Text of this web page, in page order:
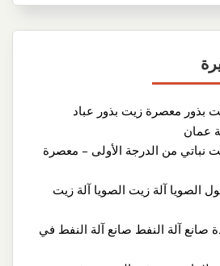
بذور معصرة زيت بذور عباد
عمان
نباتي من الدرجة الأولى – معصرة
الصويا آلة زيت الصويا آلة زيت
صانع آلة النفط صانع آلة النفط في